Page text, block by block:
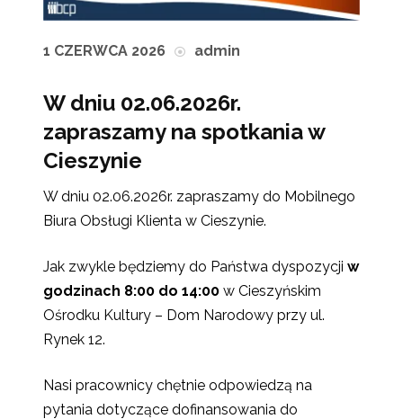
1 CZERWCA 2026 admin
W dniu 02.06.2026r.
zapraszamy na spotkania w
Cieszynie
W dniu 02.06.2026r. zapraszamy do Mobilnego
Biura Obsługi Klienta w Cieszynie.
Jak zwykle będziemy do Państwa dyspozycji w
godzinach 8:00 do 14:00 w Cieszyńskim
Ośrodku Kultury – Dom Narodowy przy ul.
Rynek 12.
Nasi pracownicy chętnie odpowiedzą na
pytania dotyczące dofinansowania do